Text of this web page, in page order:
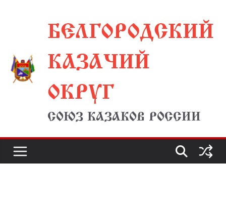
содержимомуБЕЛГОРОДСКИЙ
КАЗАЧИЙ
ОКРУГ
СОЮЗ КАЗАКОВ РОССИИ